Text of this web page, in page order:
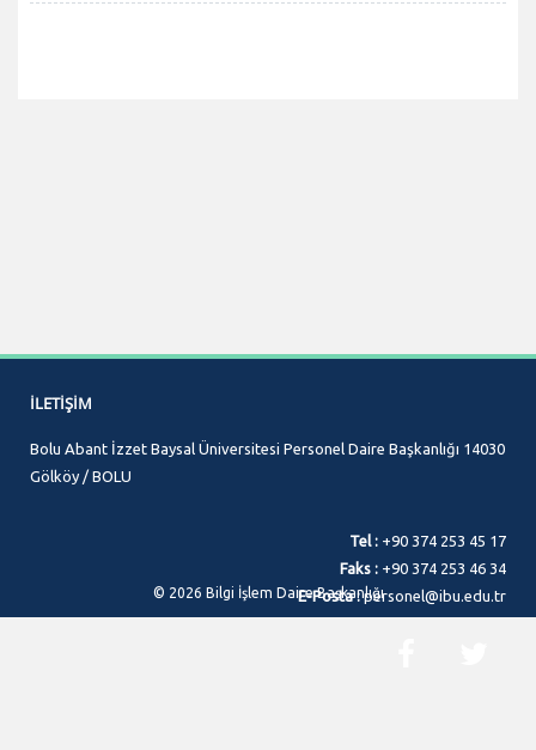
İLETIŞIM
Bolu Abant İzzet Baysal Üniversitesi Personel Daire Başkanlığı 14030
Gölköy / BOLU
Tel : +90 374 253 45 17
Faks : +90 374 253 46 34
E-Posta :personel@ibu.edu.tr
© 2026 Bilgi İşlem Daire Başkanlığı